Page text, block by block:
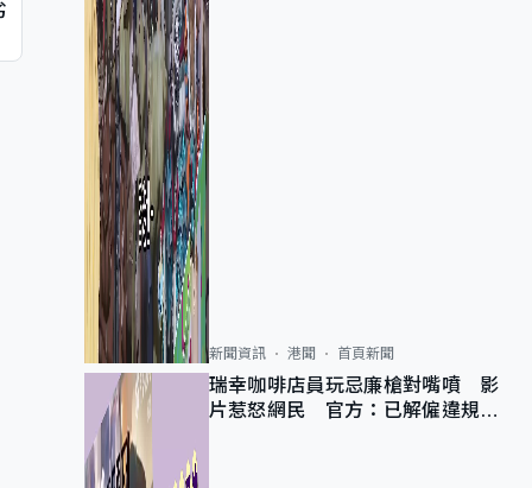
新聞資訊 港聞 首頁新聞
瑞幸咖啡店員玩忌廉槍對嘴噴 影
片惹怒網民 官方：已解僱違規員